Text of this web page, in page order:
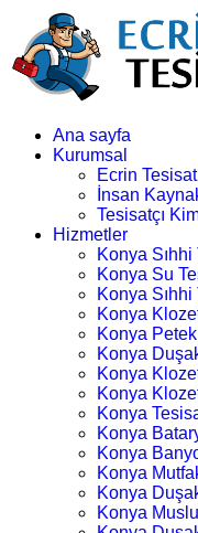
Ana sayfa
Kurumsal
Ecrin
İnsan
Tesisatçı
Hizmetler
Konya Sıhhi
Konya Su
Konya
Konya
Konya
Konya
Konya
Konya
Konya
Konya
Konya
Konya
Konya
Konya